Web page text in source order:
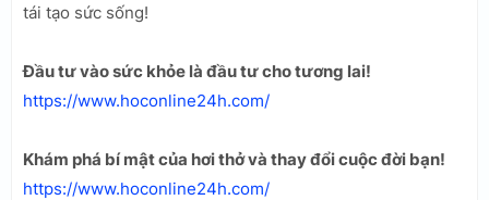
tái tạo sức sống!
Đầu tư vào sức khỏe là đầu tư cho tương lai!
https://www.hoconline24h.com/
Khám phá bí mật của hơi thở và thay đổi cuộc đời bạn!
https://www.hoconline24h.com/